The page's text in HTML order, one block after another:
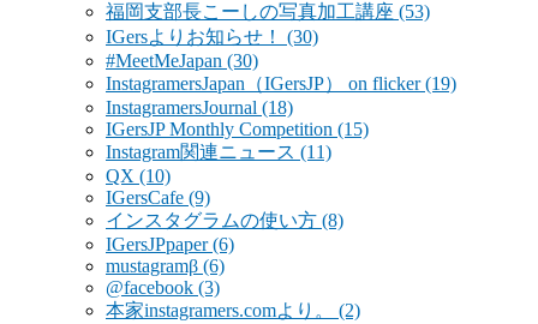
福岡支部長こーしの写真加工講座 (53)
IGersよりお知らせ！ (30)
#MeetMeJapan (30)
InstagramersJapan（IGersJP） on flicker(19)
InstagramersJournal (18)
IGersJP Monthly Competition (15)
Instagram関連ニュース (11)
QX (10)
IGersCafe (9)
インスタグラムの使い方 (8)
IGersJPpaper(6)
mustagramβ (6)
@facebook (3)
本家instagramers.comより。 (2)